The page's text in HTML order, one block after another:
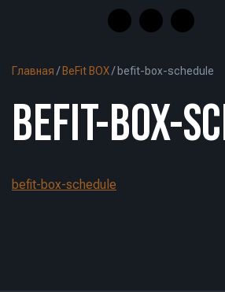
Главная / BeFit BOX/ befit-box-schedule
BEFIT-BOX-
befit-box-schedule